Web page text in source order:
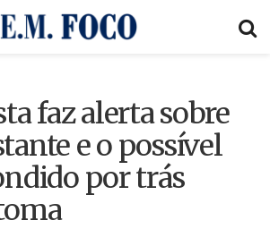
faz alerta sobre
e o possível
por trás